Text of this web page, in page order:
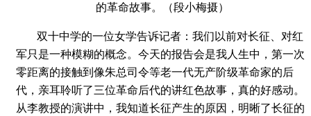
的革命故事。（段小梅摄）
双十中学的一位女学告诉记者：我们以前对长征、对红
军只是一种模糊的概念。今天的报告会是我人生中，第一次
零距离的接触到像朱总司令等老一代无产阶级革命家的后
代，亲耳聆听了三位革命后代的讲红色故事，真的好感动。
从李教授的演讲中，我知道长征产生的原因，明晰了长征的